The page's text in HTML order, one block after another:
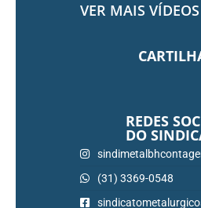
VER MAIS VÍDEOS
REDES
DO
(31) 3369-0548